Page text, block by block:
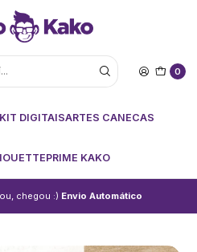
0
KIT DIGITAISARTES CANECAS
PRIME KAKO
chegou :) Envio Automático